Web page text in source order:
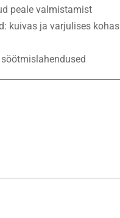
peale valmistamist
kuivas ja varjulises kohas